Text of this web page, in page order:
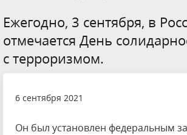
Ежегодно, 3 сентября, в
отмечается День
с терроризмом.
6 сентября 2021
Он был установлен федеральным